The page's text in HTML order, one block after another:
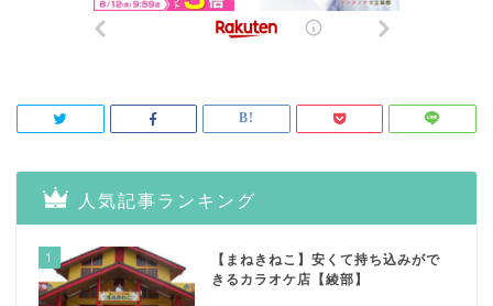
人気記事ランキング
1
【まねきねこ】安くて持ち込みがで
きるカラオケ店【綾部】